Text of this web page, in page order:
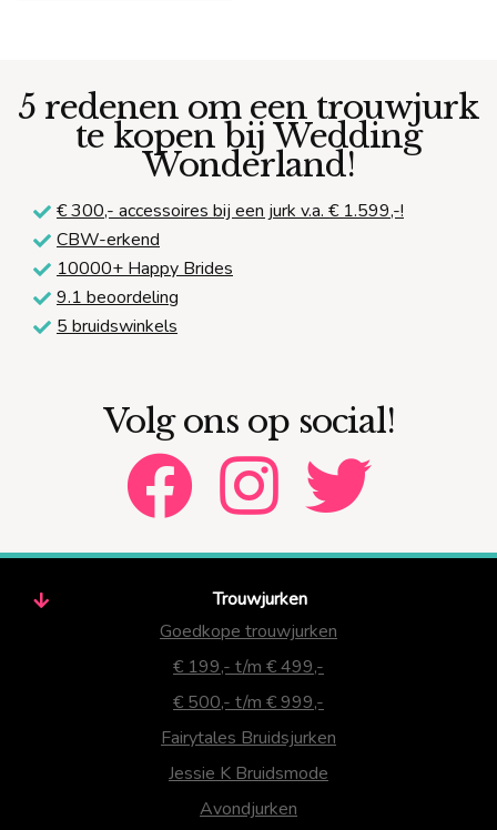
5 redenen om een trouwjurk
te kopen bij Wedding
Wonderland!
€ 300,- accessoires bij een jurk v.a. € 1.599,-!
CBW-erkend
10000+ Happy Brides
9.1 beoordeling
5 bruidswinkels
Volg ons op social!
Trouwjurken
Goedkope trouwjurken
€ 199,- t/m € 499,-
€ 500,- t/m € 999,-
Fairytales Bruidsjurken
Jessie K Bruidsmode
Avondjurken